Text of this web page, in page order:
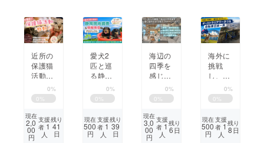
近所の
保護猫
活動拠
点を整
備し、
活動し
たい。
0%
0
現在
2,0
00
円
支援
者1
人
残り
41
日
愛犬2
匹と巡
る静岡
現地調
査＆情
報発信
プロ
ジェク
ト
0%
0
現在
500
円
支援
者1
人
残り
39
日
海辺の
四季を
感じる
ガラス
張りテ
ラスの
隠れ家
プロ
ジェク
0%
0
現在
3,0
00
円
支援
者1
人
残り
6日
海外に
挑戦
し、自
転車日
本一周
で若者
に勇気
を！
0%
0
現在
500
円
支援
者1
人
残り
8日